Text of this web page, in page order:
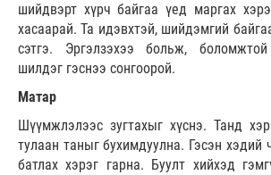
шийдвэрт хүрч байгаа үед маргах
хасаарай. Та идэвхтэй, шийдэмгий
сэтгэ. Эргэлзэхээ больж, боломжтой
шилдэг гэснээ сонгоорой.
Матар
Шүүмжлэлээс зугтахыг хүснэ. Танд
тулаан таныг бухимдуулна. Гэсэн хэдий
батлах хэрэг гарна. Буулт хийхэд